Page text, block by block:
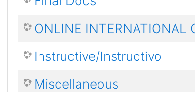
ONLINE INTERNATIONAL
Instructive/Instructivo
Miscellaneous